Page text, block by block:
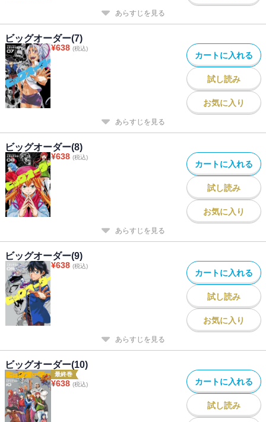
あらすじを見る
ビッグオーダー(7)
¥638 (税込)
カートに入れる
試し読み
お気に入り
あらすじを見る
ビッグオーダー(8)
¥638 (税込)
カートに入れる
試し読み
お気に入り
あらすじを見る
ビッグオーダー(9)
¥638 (税込)
カートに入れる
試し読み
お気に入り
あらすじを見る
ビッグオーダー(10)
最終巻
¥638 (税込) カートに入れる
試し読み